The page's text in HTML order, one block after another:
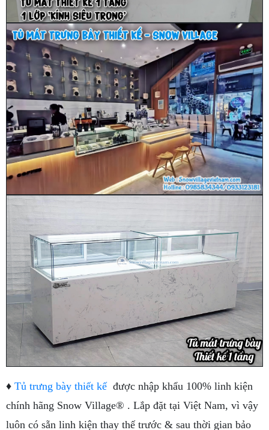
♦ Tủ trưng bày thiết kếđược nhập khẩu 100% linh kiện
chính hãng Snow Village® . Lắp đặt tại Việt Nam, vì vậy
luôn có sẵn linh kiện thay thế trước & sau thời gian bảo